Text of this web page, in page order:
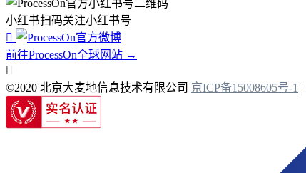
小红书扫码关注小红书号

前往ProcessOn全球网站 →

©2020 北京大麦地信息技术有限公司 京ICP备15008605号-1 |